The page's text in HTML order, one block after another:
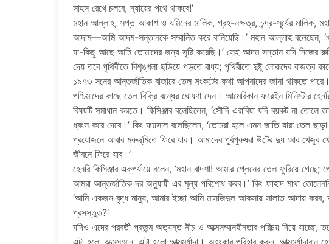
সাহস রেখে চলবে, ন্যায়ের পথে থাকবে!’
মহান আল্লাহ, সপ্ত আকাশ ও যমিনের মালিক, গ্রহ-নক্ষত্র, চন্দ্র-সূর্যের মালিক,
আদাম—আমি আদম-সন্তানকে সম্মানিত করে বানিয়েছি।’ মহান আল্লাহ বলেছেন,
যা-কিছু আছে আমি তোমাদের জন্য সৃষ্টি করেছি।’ সেই আদম সন্তান যদি নিজের
দেয় তবে পৃথিবীতে বিশৃঙ্খলা ছড়িয়ে পড়তে বাধ্য; পৃথিবীতে দুষ্টু লোকদের রাজত্ব
১৯৭৩ সনের আন্তর্জাতিক বাজারে তেল সংকটের কথা আপনাদের জানা থাকতে
পশ্চিমাদের কাছে তেল বিক্রি বন্ধের ঘোষণা দেন। আমেরিকান ফরেইন মিনিস্টার
বিষয়টি সমাধান করতে। কিসিঞ্জার বলেছিলেন, ‘সৌদি এরাবিয়া যদি বয়কট না
ধ্বংস করে দেবে।’ কিং ফয়সাল বলেছিলেন, ‘তোমরা হলে এমন জাতি যারা তেল
প্রয়োজনে আবার মরুভূমিতে ফিরে যাব। আমাদের পূর্বপুরুষরা উটের দুধ আর খেজুর
জীবনে ফিরে যাব।’
হেনরি কিসিঞ্জার একপর্যায়ে বলেন, ‘মহান বাদশা! আমার প্লেনের তেল ফুরিয়ে
আমরা আন্তর্জাতিক দর অনুযায়ী এর মূল্য পরিশোধ করব।’ কিং ফাহাদ মাথা
‘আমি একজন বৃদ্ধ মানুষ, আমার ইচ্ছা আমি মাসজিদুল আকসায় সালাত আদায় করব,
প্রসস্তুত?’
যদিও এদের পরবর্তী প্রজন্ম অত্যন্ত নীচ ও আত্মসম্মানহীনতার পরিচয় দিয়ে যাচ্ছে,
এটা হলো আত্মসম্মান, এটা হলো আত্মমর্যাদা। অহংকার পরিহার করুন,